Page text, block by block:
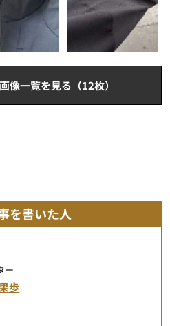
像一覧を見る（12枚）
を書いた人
ー
歩